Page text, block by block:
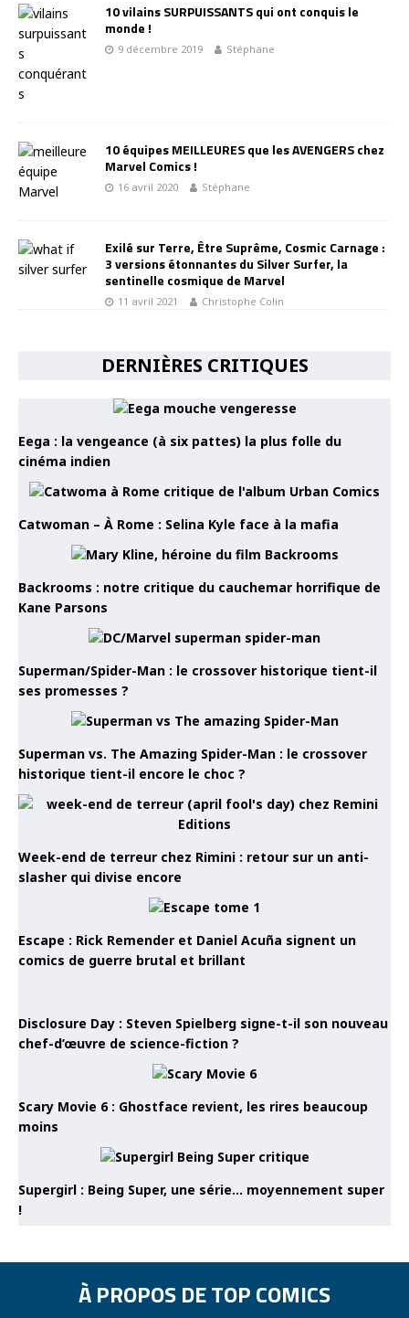
10 vilains SURPUISSANTS qui ont conquis le
monde !
9 décembre 2019 Stéphane
10 équipes MEILLEURES que les AVENGERS chez
Marvel Comics !
16 avril 2020 Stéphane
Exilé sur Terre, Être Suprême, Cosmic Carnage :
3 versions étonnantes du Silver Surfer, la
sentinelle cosmique de Marvel
11 avril 2021 Christophe Colin
DERNIÈRES CRITIQUES
Eega : la vengeance (à six pattes) la plus folle du
cinéma indien
Catwoman – À Rome : Selina Kyle face à la mafia
Backrooms : notre critique du cauchemar horrifique de
Kane Parsons
Superman/Spider-Man : le crossover historique tient-il
ses promesses ?
Superman vs. The Amazing Spider-Man : le crossover
historique tient-il encore le choc ?
Week-end de terreur chez Rimini : retour sur un anti-
slasher qui divise encore
Escape : Rick Remender et Daniel Acuña signent un
comics de guerre brutal et brillant
Disclosure Day : Steven Spielberg signe-t-il son nouveau
chef-d’œuvre de science-fiction ?
Scary Movie 6 : Ghostface revient, les rires beaucoup
moins
Supergirl : Being Super, une série… moyennement super
!
À PROPOS DE TOP COMICS